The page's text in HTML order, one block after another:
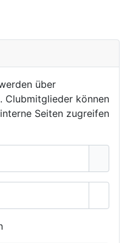
über
Clubmitglieder können
Seiten zugreifen